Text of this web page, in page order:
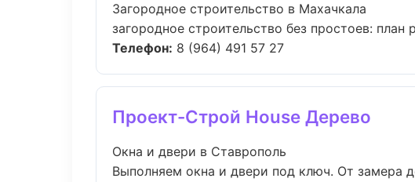
Загородное строительство в Махачкала
загородное строительство без простоев:
Телефон: 8 (964) 491 57 27
Проект-Строй House Дерево
Окна и двери в Ставрополь
Выполняем окна и двери под ключ. От замера